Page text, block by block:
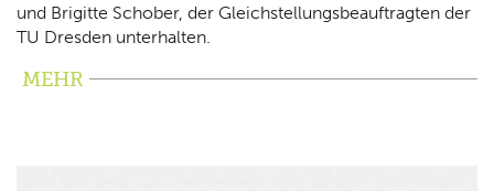
und Brigitte Schober, der Gleichstellungsbeauftragten der
TU Dresden unterhalten.
MEHR